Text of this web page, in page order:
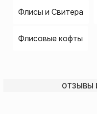
Флисы и Свитера
Флисовые кофты
ОТЗЫВЫ